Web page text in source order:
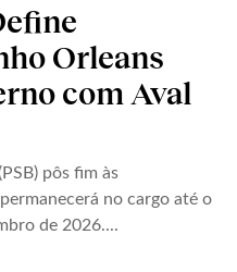
Orleans
com Aval
pôs fim às
no cargo até o
de 2026....